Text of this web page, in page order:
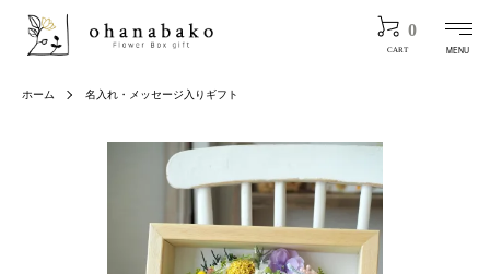
0
CART MENU
ホーム 名入れ・メッセージ入りギフト